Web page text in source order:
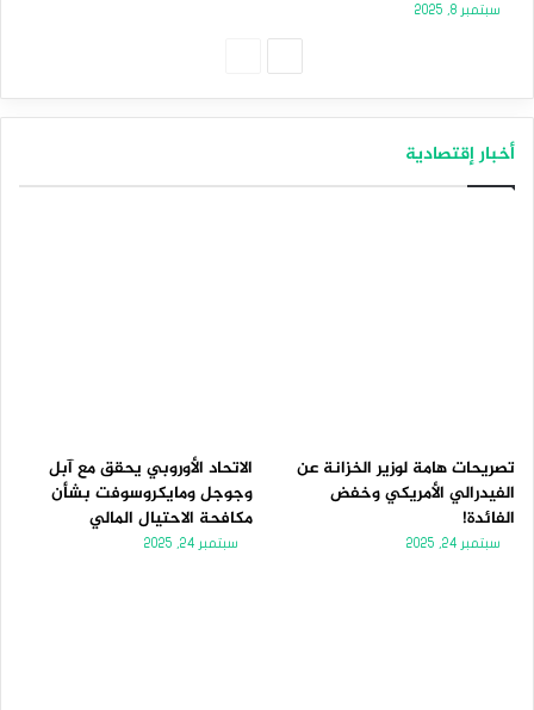
سبتمبر 8, 2025
أخبار إقتصادية
تصريحات هامة لوزير الخزانة عن
الفيدرالي الأمريكي وخفض
الفائدة!
سبتمبر 24, 2025
الاتحاد الأوروبي يحقق مع آبل
وجوجل ومايكروسوفت بشأن
مكافحة الاحتيال المالي
سبتمبر 24, 2025